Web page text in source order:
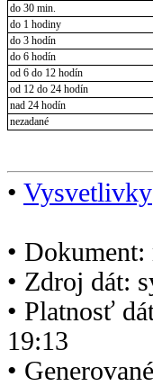
do 30 min.
do 1 hodiny
do 3 hodín
do 6 hodín
od 6 do 12 hodín
od 12 do 24 hodín
nad 24 hodín
nezadané
• Vysvetlivky
•
• Zdroj dát:
• Platnosť
19:13
•